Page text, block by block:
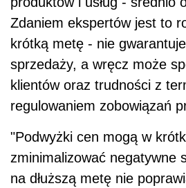
Zdaniem ekspertów jest to
krótką metę - nie
sprzedaży, a wręcz może
klientów oraz trudności z
regulowaniem zobowiązań
"Podwyżki cen mogą w
zminimalizować negatywne
na dłuższą metę nie